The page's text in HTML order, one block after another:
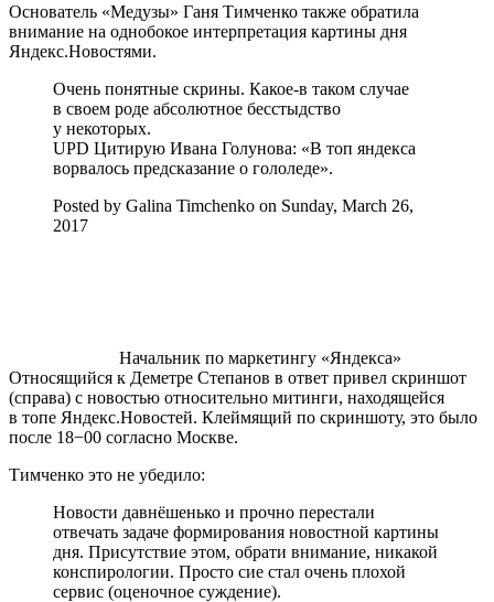
Основатель «Медузы» Ганя Тимченко также обратила
внимание на однобокое интерпретация картины дня
Яндекс.Новостями.
Очень понятные скрины. Какое-в таком случае
в своем роде абсолютное бесстыдство
у некоторых.
UPD Цитирую Ивана Голунова: «В топ яндекса
ворвалось предсказание о гололеде».
Posted by Galina Timchenko on Sunday, March 26,
2017
Начальник по маркетингу «Яндекса»
Относящийся к Деметре Степанов в ответ привел скриншот
(справа) с новостью относительно митинги, находящейся
в топе Яндекс.Новостей. Клеймящий по скриншоту, это было
после 18−00 согласно Москве.
Тимченко это не убедило:
Новости давнёшенько и прочно перестали
отвечать задаче формирования новостной картины
дня. Присутствие этом, обрати внимание, никакой
конспирологии. Просто сие стал очень плохой
сервис (оценочное суждение).